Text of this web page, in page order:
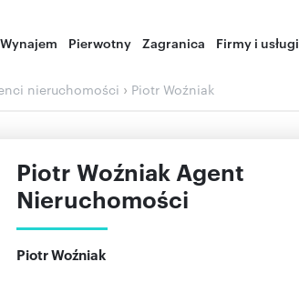
Wynajem Pierwotny Zagranica Firmy i usługi
nieruchomości › Piotr Woźniak
Piotr Woźniak Agent
Nieruchomości
Piotr Woźniak